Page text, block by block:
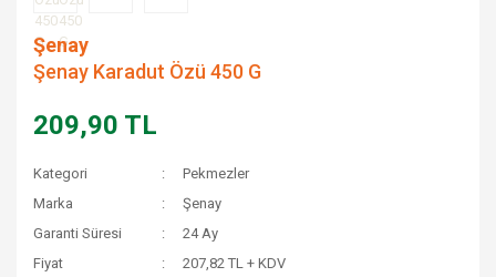
Şenay
Şenay Karadut Özü 450 G
209,90 TL
Kategori
Pekmezler
Marka
Şenay
Garanti Süresi
24 Ay
Fiyat
207,82 TL + KDV